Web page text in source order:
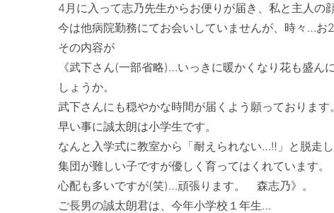
4月に入って志乃先生からお便りが届き、私と主人
今は他病院勤務にてお会いしていませんが、時々…お
その内容が
《武下さん(一部省略)…いっきに暖かくなり花も盛
しょうか。
武下さんにも穏やかな時間が届くよう願っております。
早い事に誠太朗は小学生です。
なんと入学式に教室から「耐えられない…‼」と脱走し
集団が難しい子ですが優しく育ってはくれています。
心配も多いですが(笑)…頑張ります。　森志乃》。
ご長男の誠太朗君は、今年小学校１年生…